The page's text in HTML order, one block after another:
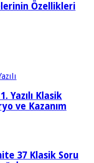
Özellikleri
Yazılı Klasik
ve Kazanım
37 Klasik Soru